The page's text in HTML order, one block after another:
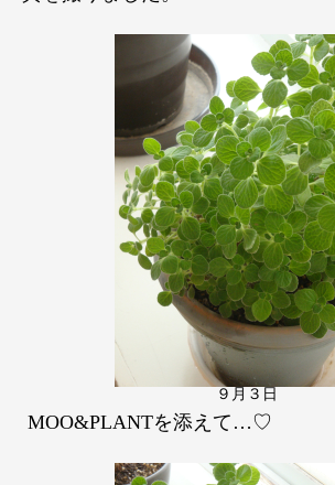
９月３日
MOO&PLANTを添えて…♡